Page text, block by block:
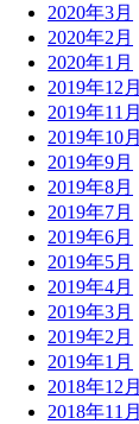
2020年3月
2020年2月
2020年1月
2019年12月
2019年11月
2019年10月
2019年9月
2019年8月
2019年7月
2019年6月
2019年5月
2019年4月
2019年3月
2019年2月
2019年1月
2018年12月
2018年11月